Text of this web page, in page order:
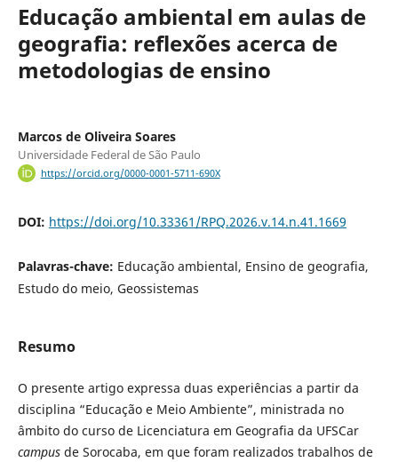
Educação ambiental em aulas de
geografia: reflexões acerca de
metodologias de ensino
Marcos de Oliveira Soares
Universidade Federal de São Paulo
https://orcid.org/0000-0001-5711-690X
DOI: https://doi.org/10.33361/RPQ.2026.v.14.n.41.1669
Palavras-chave: Educação ambiental, Ensino de geografia,
Estudo do meio, Geossistemas
Resumo
O presente artigo expressa duas experiências a partir da
disciplina “Educação e Meio Ambiente”, ministrada no
âmbito do curso de Licenciatura em Geografia da UFSCar
campus de Sorocaba, em que foram realizados trabalhos de